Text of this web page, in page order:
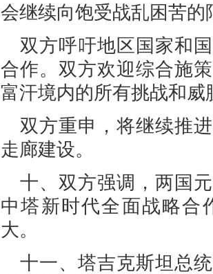
会继续向饱受战乱困苦
双方呼吁地区国家和
合作。双方欢迎综合施
富汗境内的所有挑战和威
双方重申，将继续推
走廊建设。
十、双方强调，两国
中塔新时代全面战略合
大。
十一、塔吉克斯坦总